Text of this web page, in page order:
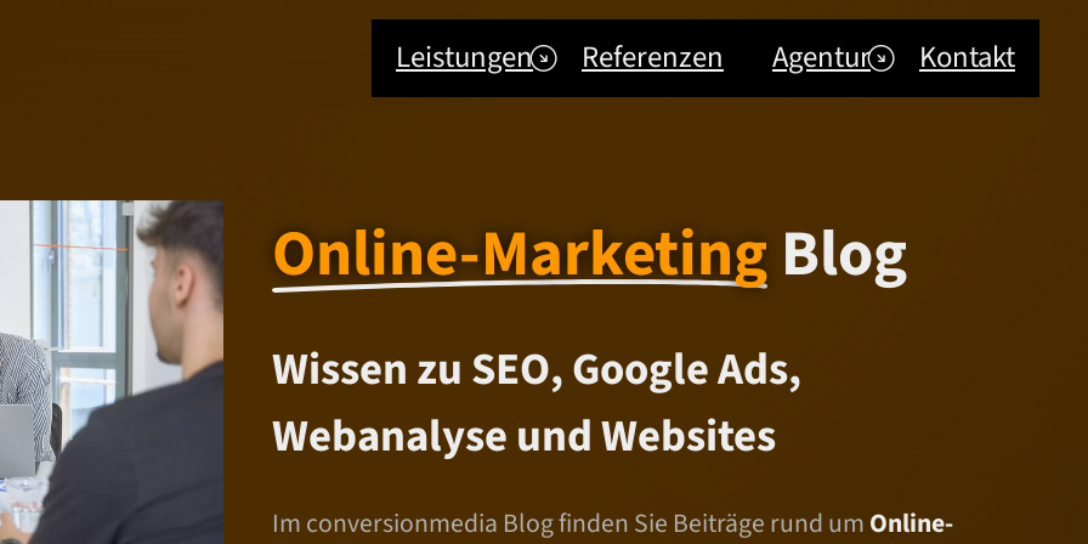
Leistungen Referenzen Agentur Kontakt
Online-Marketing Blog
Wissen zu SEO, Google Ads,
Webanalyse und Websites
Im conversionmedia Blog finden Sie Beiträge rund umOnline-